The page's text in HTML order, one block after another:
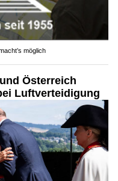
möglich
Österreich
Luftverteidigung